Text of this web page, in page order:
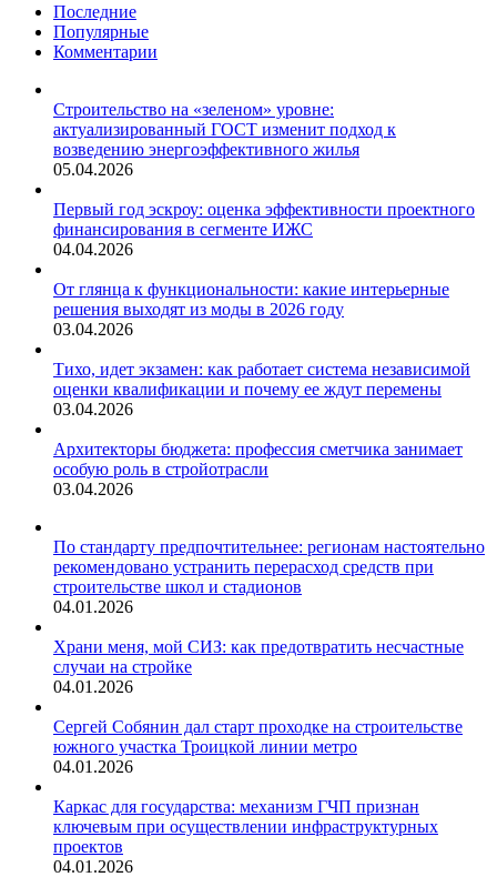
Последние
Популярные
Комментарии
Строительство на «зеленом» уровне:
актуализированный ГОСТ изменит подход к
возведению энергоэффективного жилья
05.04.2026
Первый год эскроу: оценка эффективности проектного
финансирования в сегменте ИЖС
04.04.2026
От глянца к функциональности: какие интерьерные
решения выходят из моды в 2026 году
03.04.2026
Тихо, идет экзамен: как работает система независимой
оценки квалификации и почему ее ждут перемены
03.04.2026
Архитекторы бюджета: профессия сметчика занимает
особую роль в стройотрасли
03.04.2026
По стандарту предпочтительнее: регионам настоятельно
рекомендовано устранить перерасход средств при
строительстве школ и стадионов
04.01.2026
Храни меня, мой СИЗ: как предотвратить несчастные
случаи на стройке
04.01.2026
Сергей Собянин дал старт проходке на строительстве
южного участка Троицкой линии метро
04.01.2026
Каркас для государства: механизм ГЧП признан
ключевым при осуществлении инфраструктурных
проектов
04.01.2026